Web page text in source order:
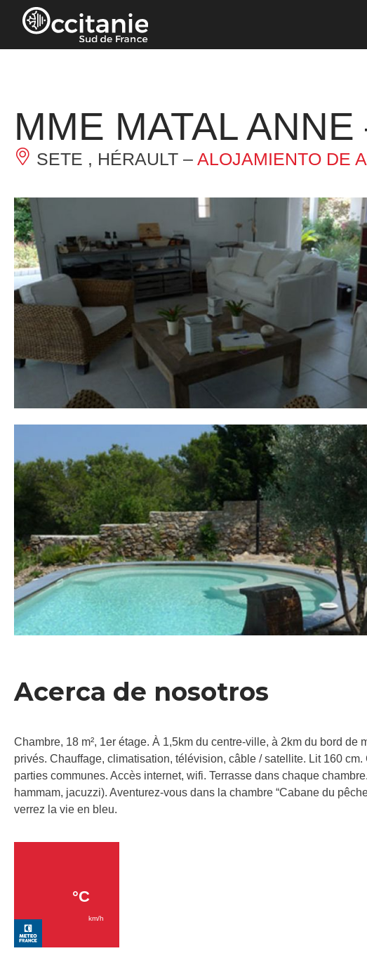
Panel de gestión de cookies
MME MATAL
SETE , HÉRAULT – ALOJAMIENTO DE
Acerca de nosotros
Chambre, 18 m², 1er étage. À 1,5km du centre-ville, à 2km du bord
privés. Chauffage, climatisation, télévision, câble / satellite. Lit 160
parties communes. Accès internet, wifi. Terrasse dans chaque
hammam, jacuzzi). Aventurez-vous dans la chambre “Cabane du
verrez la vie en bleu.